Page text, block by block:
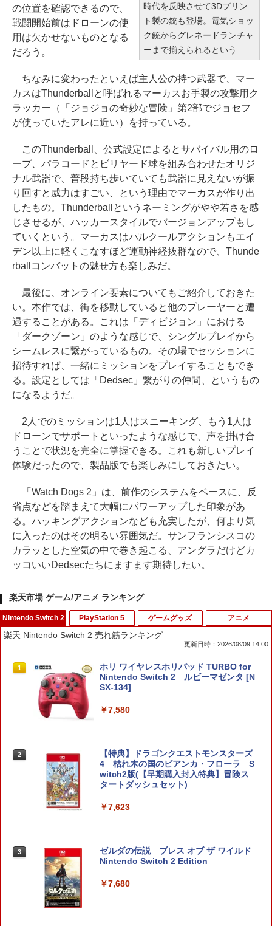
時代を反映させて3Dプリン
ト製の銃も登場。電気ショッ
ク銃からグレネードランチャ
ーまで揃えられるという
の位置を確認できるので、
戦闘開始前はドローンの使
用は欠かせないものとなる
だろう。
ちなみに変わったといえば主人公の持つ武器で、マー
カスはThunderballと呼ばれるマーカスお手製の攻撃用ク
ラッカー（「ジョジョの奇妙な冒険」第2部でジョセフ
が使っていたアレに近い）を持っている。
このThunderball、公式設定によるとサバイバル用のロ
ープ、パラコードとビリヤード球を組み合わせたオリジ
ナル武器で、普段持ち歩いていても武器に見えないが振
り回すと威力はすごい、という理由でマーカスが作り出
したもの。Thunderballというネーミングがやや若さを感
じさせるが、ハッカースタイルでバージョンアップもし
ていくという。マーカスはパルクールアクションもエイ
デン以上に軽くこなすほど運動神経抜群なので、Thunde
rballコンバットの魅せ方も楽しみだ。
最後に、オンライン要素についてもご紹介しておきた
い。本作では、街を移動していると他のプレーヤーと遭
遇することがある。これは「ディビジョン」における
「ダークゾーン」のような感じで、シングルプレイから
シームレスに繋がっているもの。その場でセッションに
招待すれば、一緒にミッションをプレイすることもでき
る。設定としては「Dedsec」繋がりの仲間、というもの
になるようだ。
2人でのミッションは1人はスニーキング、もう1人は
ドローンでサポートといったような感じで、声を掛け合
うことで状況を完全に掌握できる。これも新しいプレイ
体験だったので、製品版でも楽しみにしておきたい。
「Watch Dogs 2」は、前作のシステムをベースに、反
省点などを踏まえて大幅にパワーアップした印象があ
る。ハッキングアクションなども充実したが、何より気
に入ったのはその明るい雰囲気だ。サンフランシスコの
カラッとした空気の中で巻き起こる、アングラだけどカ
ッコいいDedsecたちにますます期待したい。
楽天市場 ゲーム/アニメ ランキング
Nintendo Switch 2
楽天 Nintendo Switch 2 売れ筋ランキング
更新日時：2026/08/09 14:00
1
ホリ ワイヤレスホリパッド TURBO for
Nintendo Switch 2 ルビーマゼンタ [N
SX-134]
￥7,580
2
【特典】ドラゴンクエストモンスターズ
4 枯れ木の国のビアンカ・フローラ S
witch2版(【早期購入封入特典】冒険ス
タートダッシュセット)
￥7,623
3
ゼルダの伝説 ブレス オブ ザ ワイルド
Nintendo Switch 2 Edition
￥7,680
PlayStation 5 ゲームグッズ アニメ